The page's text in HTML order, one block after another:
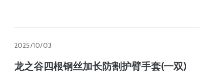
2025/10/03
龙之谷四根钢丝加长防割护臂手套(一双)